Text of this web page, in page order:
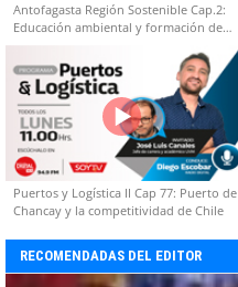
Antofagasta Región Sostenible Cap.2:
Educación ambiental y formación de
capacidades técnicas
Puertos y Logística II Cap 77: Puerto de
Chancay y la competitividad de Chile
RECOMENDADAS DEL EDITOR